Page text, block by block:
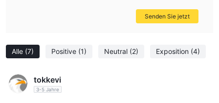
Alle (7) Positive (1) Neutral (2) Exposition (4)
tokkevi
3-5 Jahre
Senden Sie jetzt